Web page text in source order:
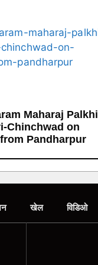
Maharaj Palkhi
Chinchwad on
Pandharpur
खेल विडिओ